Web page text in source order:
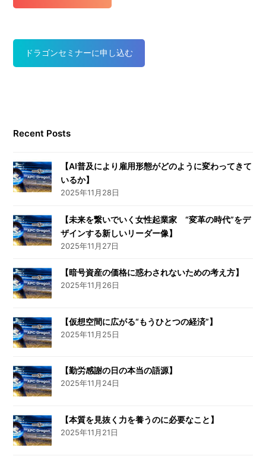
ドラゴンセミナーに申し込む
Recent Posts
【AI普及により雇用形態がどのように変わってきて
いるか】
2025年11月28日
【未来を繋いでいく女性起業家 “変革の時代”をデ
ザインする新しいリーダー像】
2025年11月27日
【暗号資産の価格に惑わされないための考え方】
2025年11月26日
【仮想空間に広がる“もうひとつの経済”】
2025年11月25日
【勤労感謝の日の本当の語源】
2025年11月24日
【本質を見抜く力を養うのに必要なこと】
2025年11月21日